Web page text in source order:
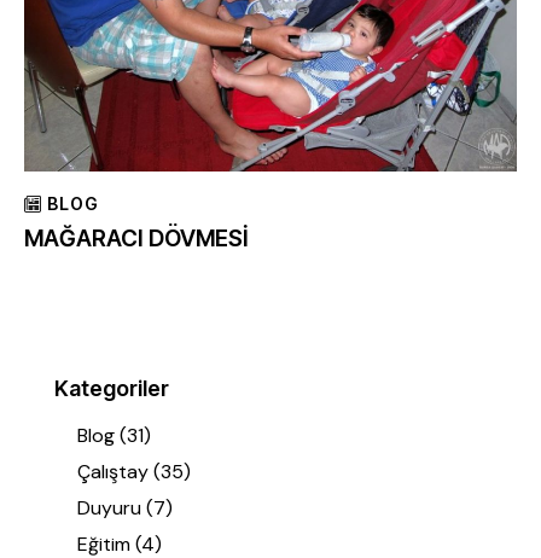
BLOG
MAĞARACI DÖVMESİ
Kategoriler
Blog(31)
Çalıştay(35)
Duyuru(7)
Eğitim(4)